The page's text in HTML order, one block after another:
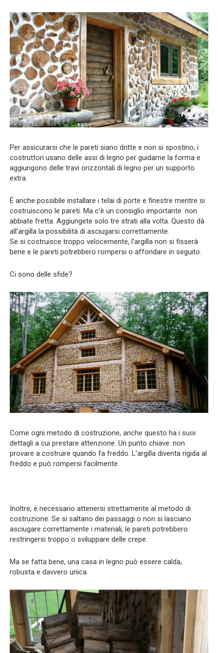
Per assicurarsi che le pareti siano dritte e non si spostino, i
costruttori usano delle assi di legno per guidarne la forma e
aggiungono delle travi orizzontali di legno per un supporto
extra.
È anche possibile installare i telai di porte e finestre mentre si
costruiscono le pareti. Ma c’è un consiglio importante: non
abbiate fretta. Aggiungete solo tre strati alla volta. Questo dà
all’argilla la possibilità di asciugarsi correttamente.
Se si costruisce troppo velocemente, l’argilla non si fisserà
bene e le pareti potrebbero rompersi o affondare in seguito.
Ci sono delle sfide?
Come ogni metodo di costruzione, anche questo ha i suoi
dettagli a cui prestare attenzione. Un punto chiave: non
provare a costruire quando fa freddo. L’argilla diventa rigida al
freddo e può rompersi facilmente.
Inoltre, è necessario attenersi strettamente al metodo di
costruzione. Se si saltano dei passaggi o non si lasciano
asciugare correttamente i materiali, le pareti potrebbero
restringersi troppo o sviluppare delle crepe.
Ma se fatta bene, una casa in legno può essere calda,
robusta e davvero unica.